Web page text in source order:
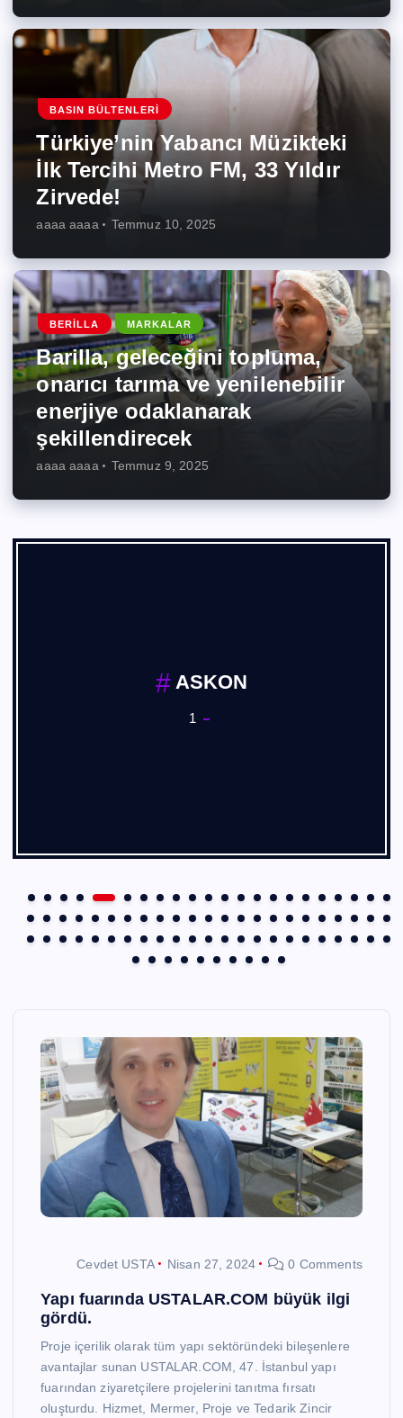
BASIN BÜLTENLERI
Türkiye’nin Yabancı Müzikteki
İlk Tercihi Metro FM, 33 Yıldır
Zirvede!
aaaa aaaa Temmuz 10, 2025
BERILLA MARKALAR
Barilla, geleceğini topluma,
onarıcı tarıma ve yenilenebilir
enerjiye odaklanarak
şekillendirecek
aaaa aaaa Temmuz 9, 2025
Basım, Yayın Sanayii
1
Cevdet USTA Nisan 27, 2024 0 Comments
Yapı fuarında USTALAR.COM büyük ilgi
gördü.
Proje içerilik olarak tüm yapı sektöründeki bileşenlere
avantajlar sunan USTALAR.COM, 47. İstanbul yapı
fuarından ziyaretçilere projelerini tanıtma fırsatı
oluşturdu. Hizmet, Mermer, Proje ve Tedarik Zincir